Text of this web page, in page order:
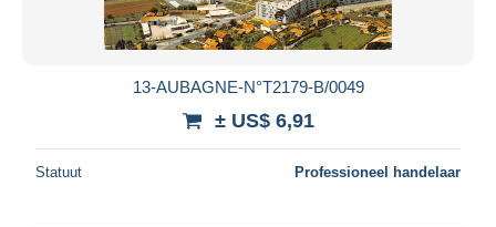
13-AUBAGNE-N°T2179-B/0049
± US$ 6,91
Statuut Professioneel handelaar